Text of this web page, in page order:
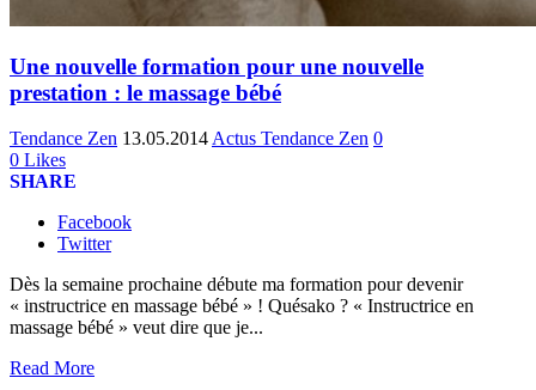
Une nouvelle formation pour une nouvelle
prestation : le massage bébé
Tendance Zen 13.05.2014Actus Tendance Zen 0
0 Likes
SHARE
Facebook
Twitter
Dès la semaine prochaine débute ma formation pour devenir
« instructrice en massage bébé » ! Quésako ? « Instructrice en
massage bébé » veut dire que je...
Read More